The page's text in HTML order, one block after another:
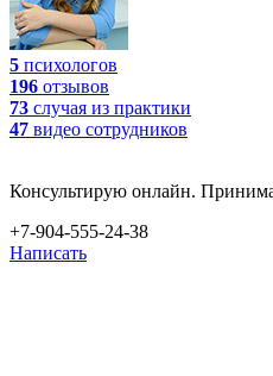
5 психологов
196 отзывов
73 случая из практики
47 видео сотрудников
Консультирую онлайн.
+7-904-555-24-38
Написать